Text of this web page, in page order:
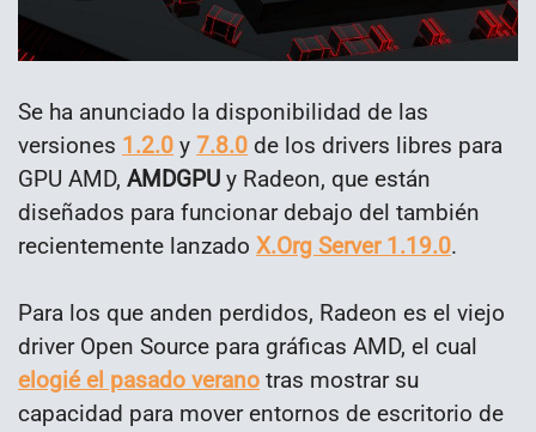
Se ha anunciado la disponibilidad de las
versiones 1.2.0 y 7.8.0 de los drivers libres para
GPU AMD, AMDGPU y Radeon, que están
diseñados para funcionar debajo del también
recientemente lanzado X.Org Server 1.19.0.
Para los que anden perdidos, Radeon es el viejo
driver Open Source para gráficas AMD, el cual
elogié el pasado verano tras mostrar su
capacidad para mover entornos de escritorio de